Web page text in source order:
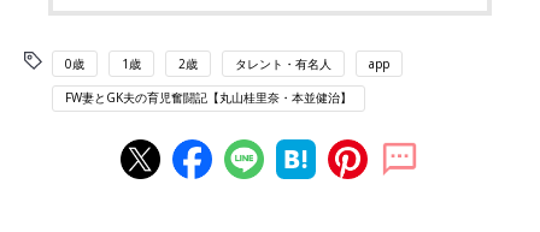
0歳 1歳 2歳 タレント・有名人 app
FW妻とGK夫の育児奮闘記【丸山桂里奈・本並健治】